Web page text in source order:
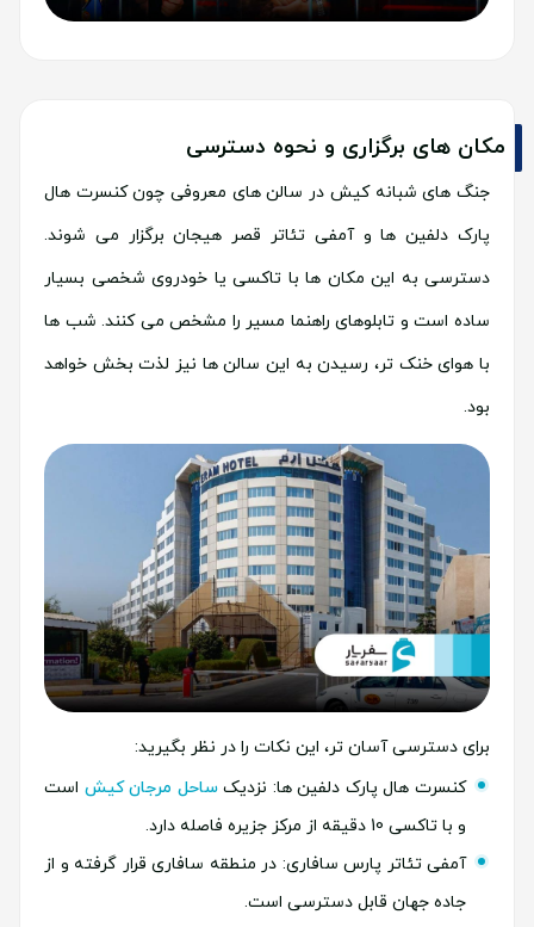
مکان های برگزاری و نحوه دسترسی
جنگ های شبانه کیش در سالن های معروفی چون کنسرت هال
پارک دلفین ها و آمفی تئاتر قصر هیجان برگزار می شوند.
دسترسی به این مکان ها با تاکسی یا خودروی شخصی بسیار
ساده است و تابلوهای راهنما مسیر را مشخص می کنند. شب ها
با هوای خنک تر، رسیدن به این سالن ها نیز لذت بخش خواهد
بود.
برای دسترسی آسان تر، این نکات را در نظر بگیرید:
کنسرت هال پارک دلفین ها: نزدیکساحل مرجان کیش است
و با تاکسی 10 دقیقه از مرکز جزیره فاصله دارد.
آمفی تئاتر پارس سافاری: در منطقه سافاری قرار گرفته و از
جاده جهان قابل دسترسی است.